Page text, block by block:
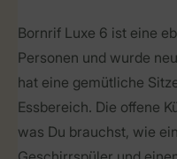
Bornrif Luxe 6 ist eine
Personen und wurde
hat eine gemütliche
Essbereich. Die offene
was Du brauchst, wie